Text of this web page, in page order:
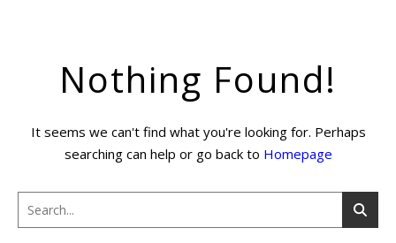
Nothing Found!
It seems we can't find what you're looking for. Perhaps
searching can help or go back to Homepage